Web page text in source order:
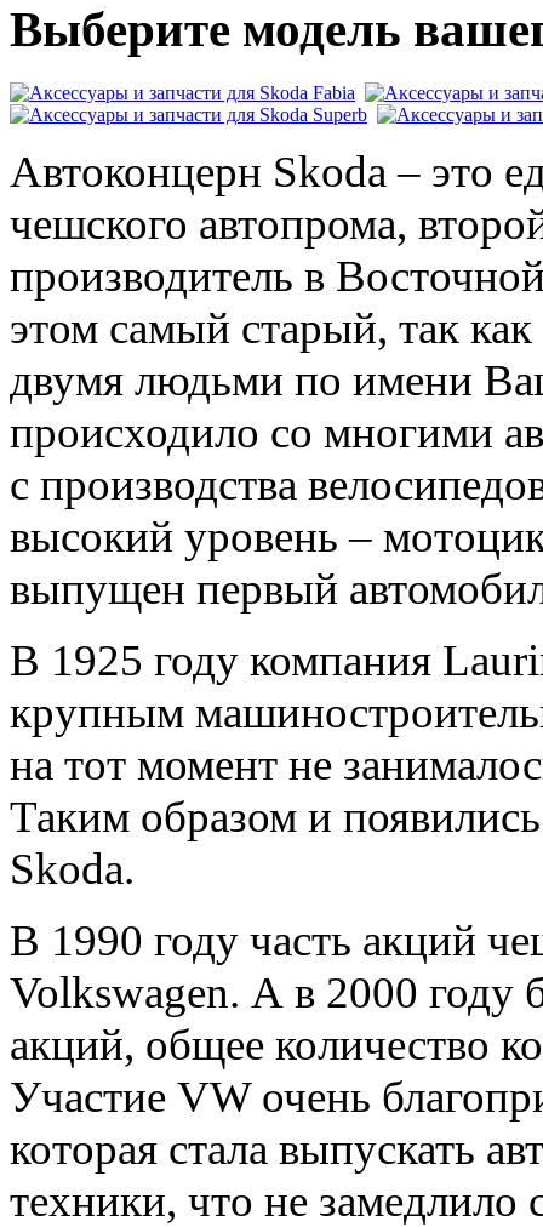
Выберите модель
Автоконцерн Skoda – это
чешского автопрома,
производитель в
этом самый старый, так
двумя людьми по имени
происходило со многими
с производства
высокий уровень –
выпущен первый
В 1925 году компания
крупным
на тот момент не
Таким образом и
Skoda.
В 1990 году часть акций
Volkswagen. А в 2000 году
акций, общее количество
Участие VW очень
которая стала выпускать
техники, что не замедлило